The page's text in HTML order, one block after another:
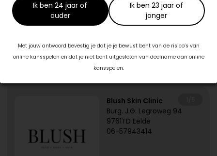
Ik ben 24 jaar of
ouder
Ik ben 23 jaar of
jonger
Met jouw antwoord bevestig je dat je je bewust bent van de risico’s van
online kansspelen en dat je niet bent uitgesloten van deelname aan online
kansspelen.
Dit artikel is tot stand gekomen in samenwerking met:
Egilah
Specialisten in jouw buurt
Blush Skin Clinic
Burg. J.G. Legroweg 94
9761TD Eelde
06-57943414